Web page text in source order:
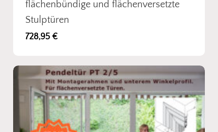
flächenbündige und flächenversetzte
Stulptüren
728,95 €